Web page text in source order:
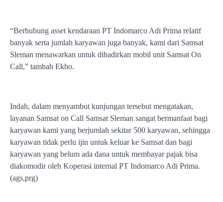
“Berhubung asset kendaraan PT Indomarco Adi Prima relatif
banyak serta jumlah karyawan juga banyak, kami dari Samsat
Sleman menawarkan untuk dihadirkan mobil unit Samsat On
Call,” tambah Ekho.
Indah, dalam menyambut kunjungan tersebut mengatakan,
layanan Samsat on Call Samsat Sleman sangat bermanfaat bagi
karyawan kami yang berjumlah sekitar 500 karyawan, sehingga
karyawan tidak perlu ijin untuk keluar ke Samsat dan bagi
karyawan yang belum ada dana untuk membayar pajak bisa
diakomodir oleh Koperasi internal PT Indomarco Adi Prima.
(ags,prg)